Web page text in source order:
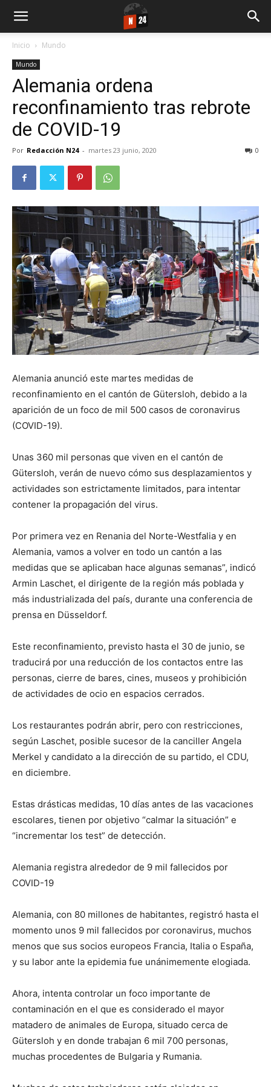
Inicio Mundo
Mundo
Alemania ordena
reconfinamiento tras rebrote
de COVID-19
Por Redacción N24 - martes 23 junio, 2020 0
Alemania anunció este martes medidas de
reconfinamiento en el cantón de Gütersloh, debido a la
aparición de un foco de mil 500 casos de coronavirus
(COVID-19).
Unas 360 mil personas que viven en el cantón de
Gütersloh, verán de nuevo cómo sus desplazamientos y
actividades son estrictamente limitados, para intentar
contener la propagación del virus.
Por primera vez en Renania del Norte-Westfalia y en
Alemania, vamos a volver en todo un cantón a las
medidas que se aplicaban hace algunas semanas”, indicó
Armin Laschet, el dirigente de la región más poblada y
más industrializada del país, durante una conferencia de
prensa en Düsseldorf.
Este reconfinamiento, previsto hasta el 30 de junio, se
traducirá por una reducción de los contactos entre las
personas, cierre de bares, cines, museos y prohibición
de actividades de ocio en espacios cerrados.
Los restaurantes podrán abrir, pero con restricciones,
según Laschet, posible sucesor de la canciller Angela
Merkel y candidato a la dirección de su partido, el CDU,
en diciembre.
Estas drásticas medidas, 10 días antes de las vacaciones
escolares, tienen por objetivo “calmar la situación” e
“incrementar los test” de detección.
Alemania registra alrededor de 9 mil fallecidos por
COVID-19
Alemania, con 80 millones de habitantes, registró hasta el
momento unos 9 mil fallecidos por coronavirus, muchos
menos que sus socios europeos Francia, Italia o España,
y su labor ante la epidemia fue unánimemente elogiada.
Ahora, intenta controlar un foco importante de
contaminación en el que es considerado el mayor
matadero de animales de Europa, situado cerca de
Gütersloh y en donde trabajan 6 mil 700 personas,
muchas procedentes de Bulgaria y Rumania.